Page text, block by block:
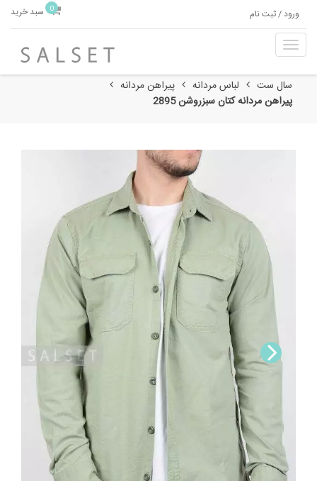
ورود / ثبت نام 0 سبد خرید
T
o
g
g
l
سال ست لباس مردانه
پیراهن مردانه
پیراهن مردانه کتان سبز‌روشن 2895